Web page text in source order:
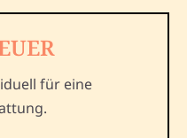
für eine